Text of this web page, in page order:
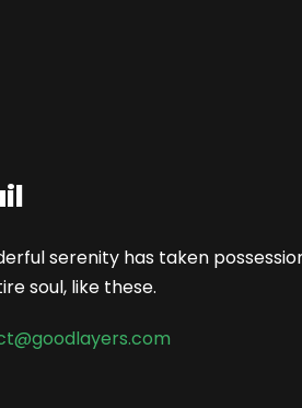
serenity has taken
soul, like these.